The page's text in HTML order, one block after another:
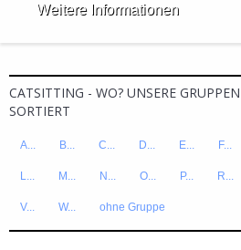
Weitere Informationen
CATSITTING - WO? UNSERE
SORTIERT
A... B... C... D... E... F...
L... M... N... O... P... R...
V... W... ohne Gruppe